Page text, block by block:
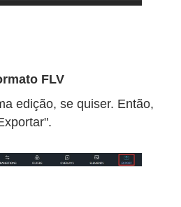
FLV
edição, se quiser. Então,